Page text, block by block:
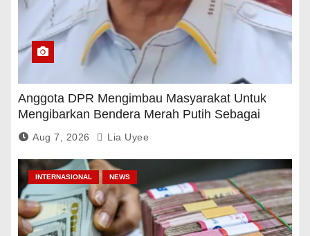
Anggota DPR Mengimbau Masyarakat Untuk
Mengibarkan Bendera Merah Putih Sebagai
Tanda Rasa Terima Kasih
Aug 7, 2026 Lia Uyee
INTERNASIONAL NEWS